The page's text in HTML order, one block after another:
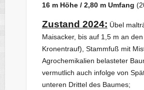
16 m Höhe / 2,80 m Umfang
Zustand 2024: Übel
Maisacker, bis auf 1,5 m an
Kronentrauf), Stammfuß mit
Agrochemikalien belasteter
vermutlich auch infolge von
unteren Drittel des Baumes;